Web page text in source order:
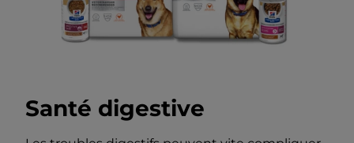
Santé digestive